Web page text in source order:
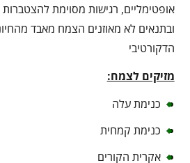
אופטימליים, רגישות מסוימת להצטברות
ובתנאים לא מאוזנים הצמח מאבד
הדקורטיבי
מזיקים לצמח:
כנימת עלה
כנימת קמחית
אקרית הקורים